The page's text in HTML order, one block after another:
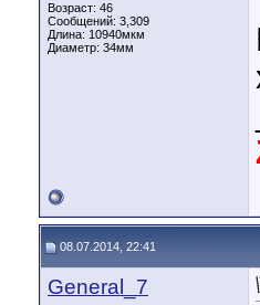
Возраст: 46
Сообщений: 3,309
Длина: 10940мкм
Диаметр: 34мм
08.07.2014, 22:41
General_7